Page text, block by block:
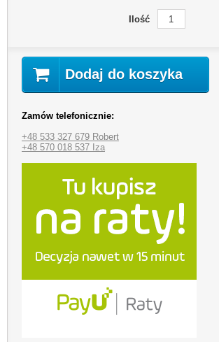
Ilość
Dodaj do koszyka
Zamów telefonicznie:
+48 533 327 679 Robert
+48 570 018 537 Iza